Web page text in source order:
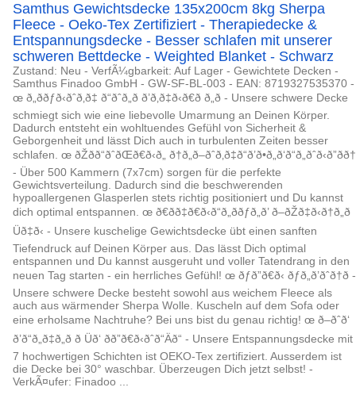
Samthus Gewichtsdecke 135x200cm 8kg Sherpa
Fleece - Oeko-Tex Zertifiziert - Therapiedecke &
Entspannungsdecke - Besser schlafen mit unserer
schweren Bettdecke - Weighted Blanket - Schwarz
Zustand: Neu - VerfÃ¼gbarkeit: Auf Lager - Gewichtete Decken -
Samthus Finadoo GmbH - GW-SF-BL-003 - EAN: 8719327535370 -
œ ð„ððƒð‹ðˆð‚ð‡ ð“ðˆð„ð ð’ð‚ð‡ð‹ð€ð ð„ð - Unsere schwere Decke
schmiegt sich wie eine liebevolle Umarmung an Deinen Körper.
Dadurch entsteht ein wohltuendes Gefühl von Sicherheit &
Geborgenheit und lässt Dich auch in turbulenten Zeiten besser
schlafen. œ ðŽðð“ðˆðŒð€ð‹ð„ ð†ð„ð–ðˆð‚ð‡ð“ð’ð•ð„ð‘ð“ð„ðˆð‹ð”ðð†
- Über 500 Kammern (7x7cm) sorgen für die perfekte
Gewichtsverteilung. Dadurch sind die beschwerenden
hypoallergenen Glasperlen stets richtig positioniert und Du kannst
dich optimal entspannen. œ ð€ðð‡ð€ð‹ð“ð„ððƒð„ð’ ð–ðŽð‡ð‹ð†ð„ð
Üð‡ð‹ - Unsere kuschelige Gewichtsdecke übt einen sanften
Tiefendruck auf Deinen Körper aus. Das lässt Dich optimal
entspannen und Du kannst ausgeruht und voller Tatendrang in den
neuen Tag starten - ein herrliches Gefühl! œ ðƒð”ð€ð‹ ðƒð„ð’ðˆð†ð -
Unsere schwere Decke besteht sowohl aus weichem Fleece als
auch aus wärmender Sherpa Wolle. Kuscheln auf dem Sofa oder
eine erholsame Nachtruhe? Bei uns bist du genau richtig! œ ð–ðˆð‘
ð’ð“ð„ð‡ð„ð ð Üð‘ ðð”ð€ð‹ðˆð“Äð“ - Unsere Entspannungsdecke mit
7 hochwertigen Schichten ist OEKO-Tex zertifiziert. Ausserdem ist
die Decke bei 30° waschbar. Überzeugen Dich jetzt selbst! -
VerkÃ¤ufer: Finadoo ...